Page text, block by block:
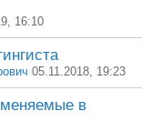
16:10
05.11.2018, 19:23
в